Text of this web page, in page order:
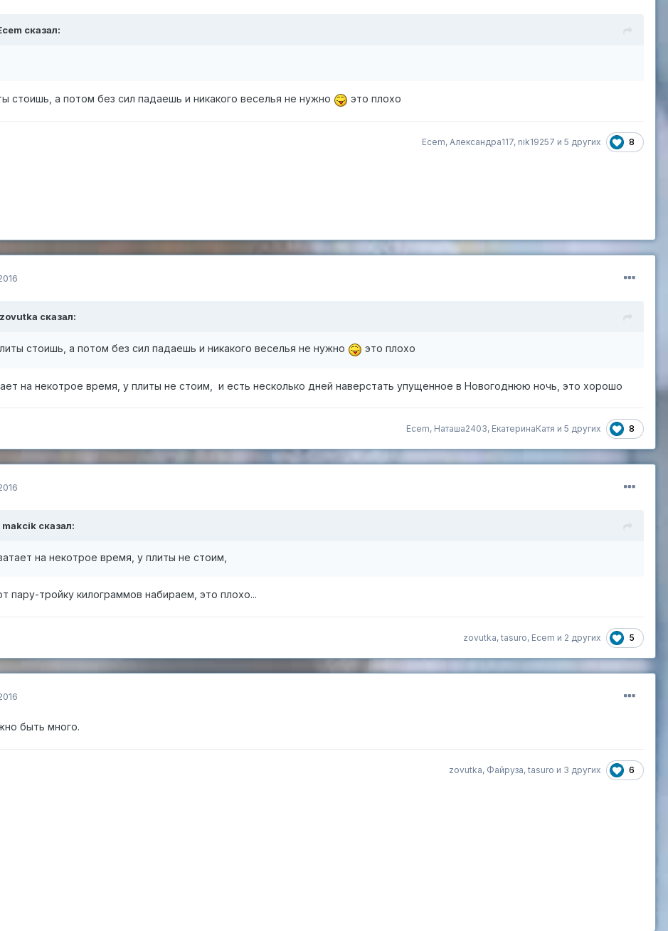
сказал:
стоишь, а потом без сил падаешь и никакого веселья не нужно это плохо
Ecem, Александра117, nik19257 и 5 других 8
zovutka сказал:
стоишь, а потом без сил падаешь и никакого веселья не нужно это плохо
на некотрое время, у плиты не стоим, и есть несколько дней наверстать упущенное в Новогоднюю ночь, это хорошо
Ecem, Наташа2403, ЕкатеринаКатя и 5 других 8
makcik сказал:
на некотрое время, у плиты не стоим,
пару-тройку килограммов набираем, это плохо...
zovutka, tasuro, Ecem и 2 других 5
быть много.
zovutka, Файруза, tasuro и 3 других 6